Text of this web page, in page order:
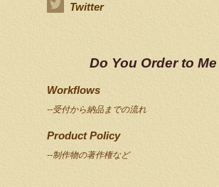
Twitter
Do You Order to
Workflows
--受付から納品までの流れ
Product Policy
--制作物の著作権など